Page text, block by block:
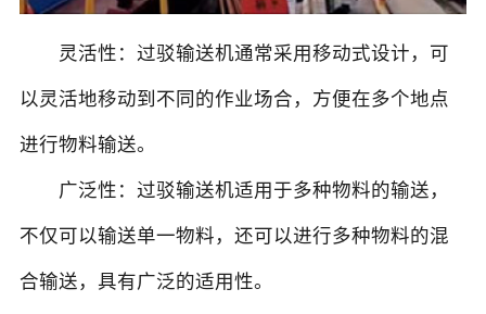
灵活性：过驳输送机通常采用移动式设计，可
以灵活地移动到不同的作业场合，方便在多个地点
进行物料输送。
广泛性：过驳输送机适用于多种物料的输送，
不仅可以输送单一物料，还可以进行多种物料的混
合输送，具有广泛的适用性。